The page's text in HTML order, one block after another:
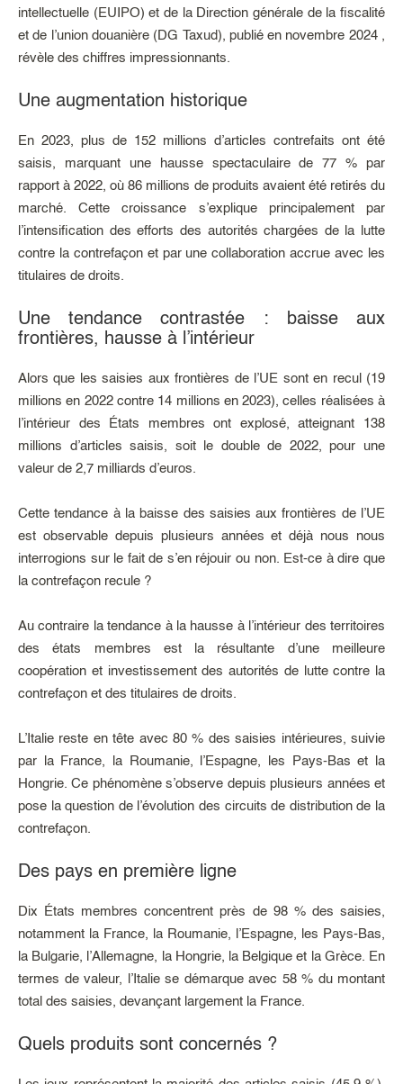
intellectuelle (EUIPO) et de la Direction générale de la fiscalité
et de l’union douanière (DG Taxud), publié en novembre 2024 ,
révèle des chiffres impressionnants.
Une augmentation historique
En 2023, plus de 152 millions d’articles contrefaits ont été
saisis, marquant une hausse spectaculaire de 77 % par
rapport à 2022, où 86 millions de produits avaient été retirés du
marché. Cette croissance s’explique principalement par
l’intensification des efforts des autorités chargées de la lutte
contre la contrefaçon et par une collaboration accrue avec les
titulaires de droits.
Une tendance contrastée : baisse aux
frontières, hausse à l’intérieur
Alors que les saisies aux frontières de l’UE sont en recul (19
millions en 2022 contre 14 millions en 2023), celles réalisées à
l’intérieur des États membres ont explosé, atteignant 138
millions d’articles saisis, soit le double de 2022, pour une
valeur de 2,7 milliards d’euros.
Cette tendance à la baisse des saisies aux frontières de l’UE
est observable depuis plusieurs années et déjà nous nous
interrogions sur le fait de s’en réjouir ou non. Est-ce à dire que
la contrefaçon recule ?
Au contraire la tendance à la hausse à l’intérieur des territoires
des états membres est la résultante d’une meilleure
coopération et investissement des autorités de lutte contre la
contrefaçon et des titulaires de droits.
L’Italie reste en tête avec 80 % des saisies intérieures, suivie
par la France, la Roumanie, l’Espagne, les Pays-Bas et la
Hongrie. Ce phénomène s’observe depuis plusieurs années et
pose la question de l’évolution des circuits de distribution de la
contrefaçon.
Des pays en première ligne
Dix États membres concentrent près de 98 % des saisies,
notamment la France, la Roumanie, l’Espagne, les Pays-Bas,
la Bulgarie, l’Allemagne, la Hongrie, la Belgique et la Grèce. En
termes de valeur, l’Italie se démarque avec 58 % du montant
total des saisies, devançant largement la France.
Quels produits sont concernés ?